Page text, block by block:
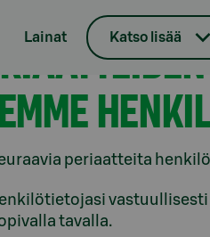
Lainat Katso lisää
periaatteita
tavalla.